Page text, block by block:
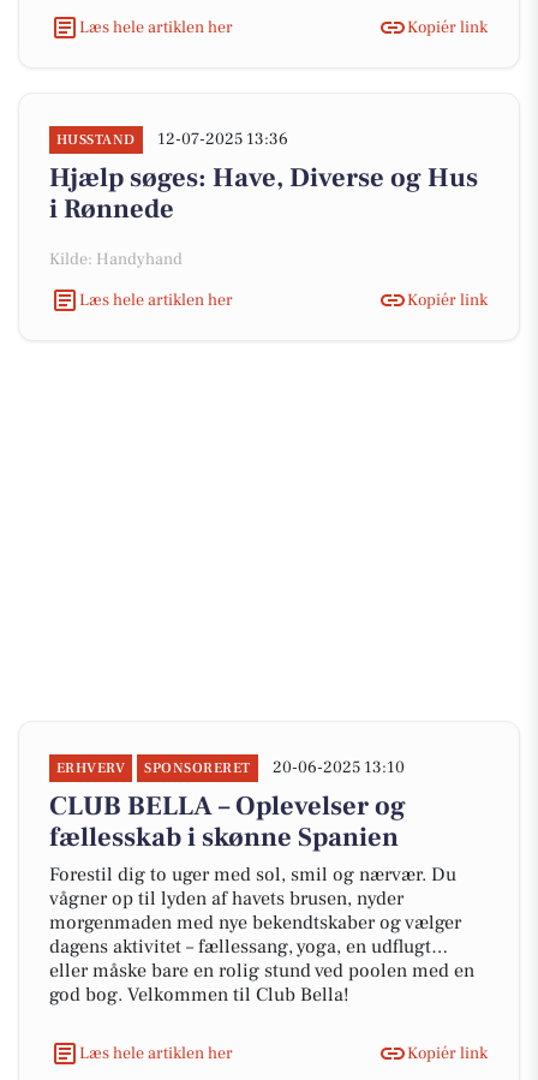
Læs hele artiklen her
Kopiér link
HUSSTAND 12-07-2025 13:36
Hjælp søges: Have, Diverse og Hus
i Rønnede
Kilde: Handyhand
Læs hele artiklen her
Kopiér link
ERHVERV SPONSORERET 20-06-2025 13:10
CLUB BELLA – Oplevelser og
fællesskab i skønne Spanien
Forestil dig to uger med sol, smil og nærvær. Du
vågner op til lyden af havets brusen, nyder
morgenmaden med nye bekendtskaber og vælger
dagens aktivitet – fællessang, yoga, en udflugt…
eller måske bare en rolig stund ved poolen med en
god bog. Velkommen til Club Bella!
Læs hele artiklen her Kopiér link